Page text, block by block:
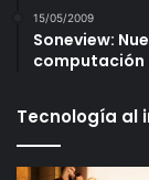
15/05/2009
Soneview:
computación
Tecnología al